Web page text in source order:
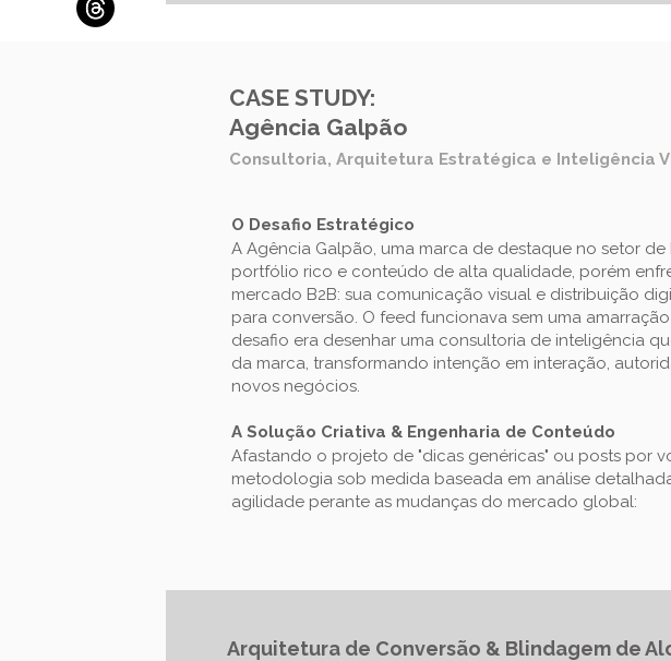
CASE STUDY:
Agência Galpão
Consultoria, Arquitetura Estratégica e Inteligência
O Desafio Estratégico
A Agência Galpão, uma marca de destaque no setor de
portfólio rico e conteúdo de alta qualidade, porém
mercado B2B: sua comunicação visual e distribuição
para conversão. O feed funcionava sem uma
desafio era desenhar uma consultoria de inteligência
da marca, transformando intenção em interação,
novos negócios.
A Solução Criativa & Engenharia de Conteúdo
Afastando o projeto de "dicas genéricas" ou posts por
metodologia sob medida baseada em análise
agilidade perante as mudanças do mercado global:
Arquitetura de Conversão & Blindagem de